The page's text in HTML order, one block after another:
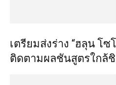
เตรียมส่งร่าง “ฮลุน โ
ติดตามผลชันสูตรใกล้